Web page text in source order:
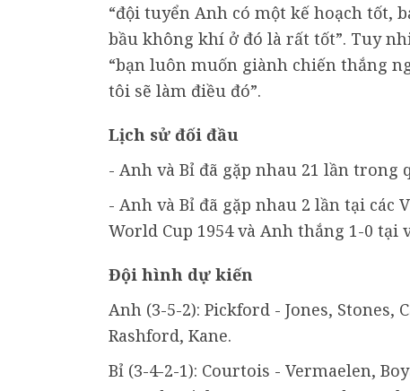
“đội tuyển Anh có một kế hoạch tốt,
bầu không khí ở đó là rất tốt”. Tuy
“bạn luôn muốn giành chiến thắng
tôi sẽ làm điều đó”.
Lịch sử đối đầu
- Anh và Bỉ đã gặp nhau 21 lần
- Anh và Bỉ đã gặp nhau 2 lần tại các
World Cup 1954 và Anh thắng 1-0 tại
Đội hình dự kiến
Anh (3-5-2): Pickford - Jones,
Rashford, Kane.
Bỉ (3-4-2-1): Courtois - Vermaelen,